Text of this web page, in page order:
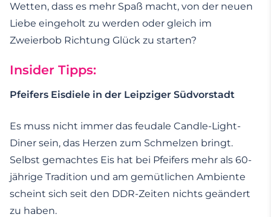
Wetten, dass es mehr Spaß macht, von der neuen
Liebe eingeholt zu werden oder gleich im
Zweierbob Richtung Glück zu starten?
Insider Tipps:
Pfeifers Eisdiele in der Leipziger Südvorstadt
Es muss nicht immer das feudale Candle-Light-
Diner sein, das Herzen zum Schmelzen bringt.
Selbst gemachtes Eis hat bei Pfeifers mehr als 60-
jährige Tradition und am gemütlichen Ambiente
scheint sich seit den DDR-Zeiten nichts geändert
zu haben.